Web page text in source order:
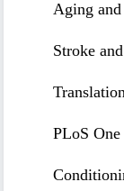
Aging and
Stroke and
PLoS One